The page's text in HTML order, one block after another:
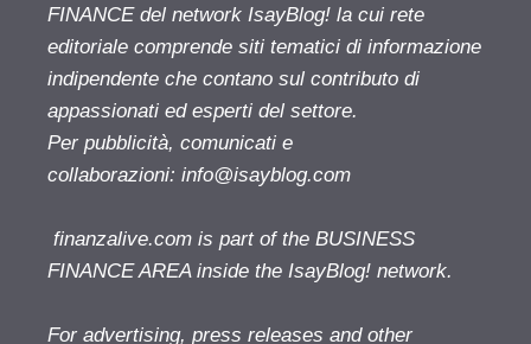
FINANCE del network IsayBlog! la cui rete
editoriale comprende siti tematici di informazione
indipendente che contano sul contributo di
appassionati ed esperti del settore.
Per pubblicità, comunicati e
collaborazioni: info@isayblog.com
finanzalive.com is part of the BUSINESS
FINANCE AREA inside the IsayBlog! network.
For advertising, press releases and other